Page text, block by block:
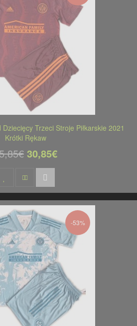
Trzeci Stroje Piłkarskie 2021
Krótki Rękaw
30,85€
-53%